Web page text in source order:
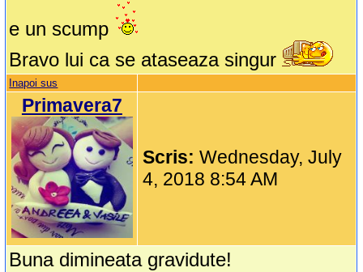
e un scump
Bravo lui ca se ataseaza singur
Inapoi sus
Primavera7
Scris:Wednesday, July
4, 2018 8:54 AM
Buna dimineata gravidute!